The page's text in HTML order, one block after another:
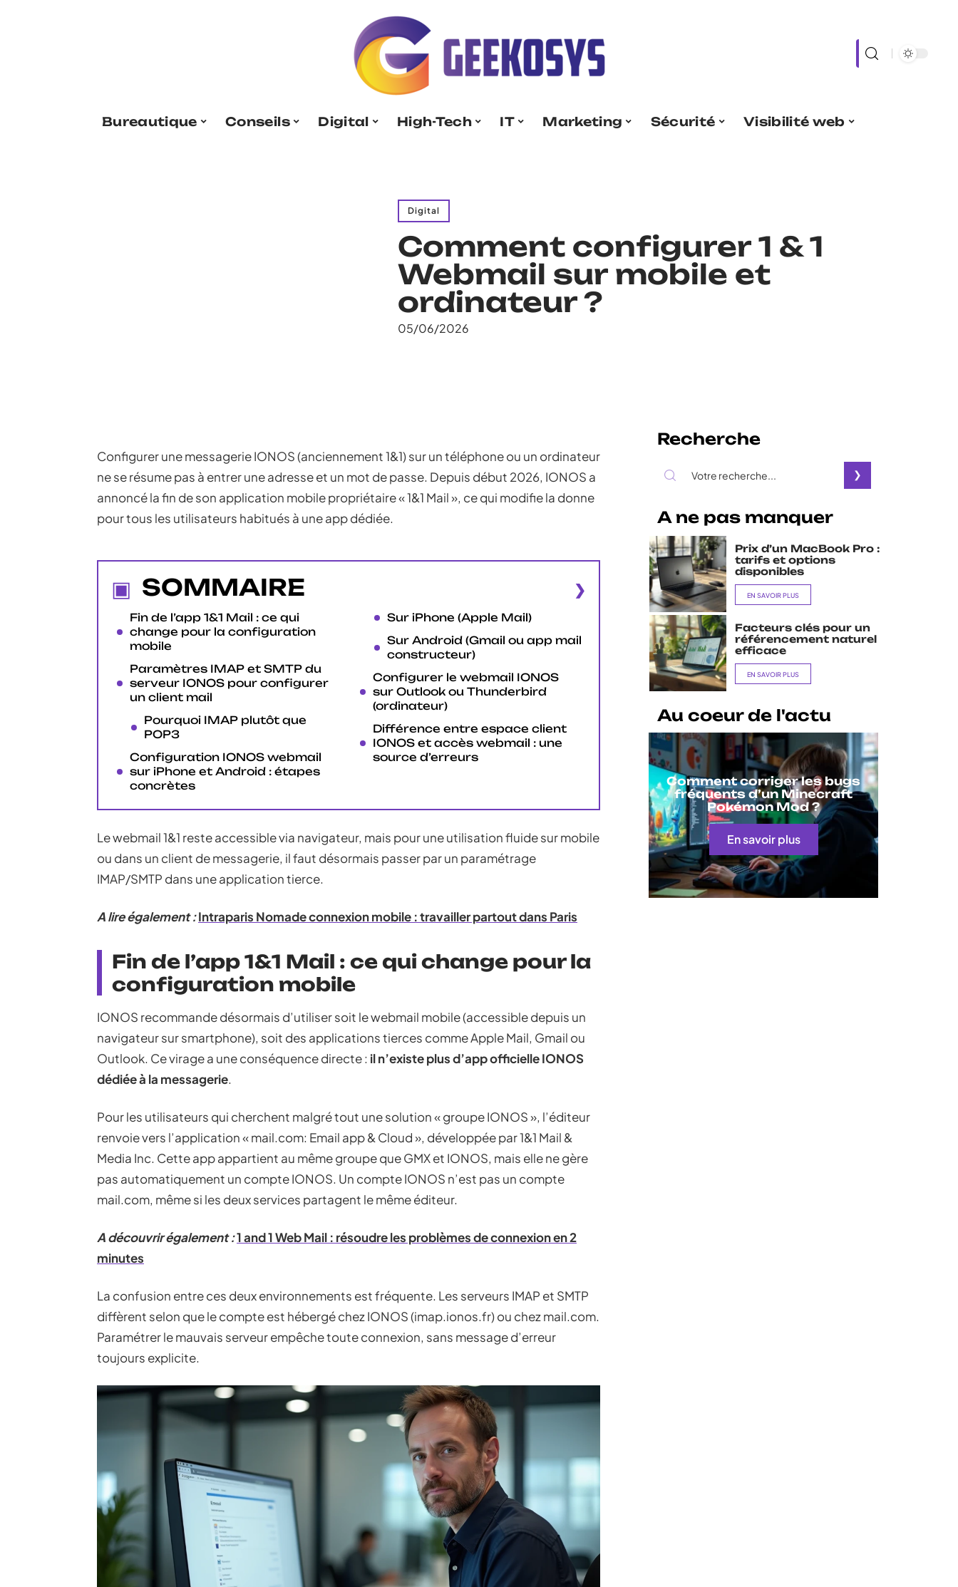
Bureautique Conseils Digital High-Tech IT Marketing Sécurité Visibilité web
Digital
Comment configurer 1 & 1
Webmail sur mobile et
ordinateur ?
05/06/2026
Configurer une messagerie IONOS (anciennement 1&1) sur un téléphone ou un ordinateur
ne se résume pas à entrer une adresse et un mot de passe. Depuis début 2026, IONOS a
annoncé la fin de son application mobile propriétaire « 1&1 Mail », ce qui modifie la donne
pour tous les utilisateurs habitués à une app dédiée.
SOMMAIRE
Fin de l’app 1&1 Mail : ce qui
change pour la configuration
mobile
Paramètres IMAP et SMTP du
serveur IONOS pour configurer
un client mail
Pourquoi IMAP plutôt que
POP3
Configuration IONOS webmail
sur iPhone et Android : étapes
concrètes
Sur iPhone (Apple Mail)
Sur Android (Gmail ou app mail
constructeur)
Configurer le webmail IONOS
sur Outlook ou Thunderbird
(ordinateur)
Différence entre espace client
IONOS et accès webmail : une
source d’erreurs
Le webmail 1&1 reste accessible via navigateur, mais pour une utilisation fluide sur mobile
ou dans un client de messagerie, il faut désormais passer par un paramétrage
IMAP/SMTP dans une application tierce.
A lire également :Intraparis Nomade connexion mobile : travailler partout dans Paris
Fin de l’app 1&1 Mail : ce qui change pour la
configuration mobile
IONOS recommande désormais d’utiliser soit le webmail mobile (accessible depuis un
navigateur sur smartphone), soit des applications tierces comme Apple Mail, Gmail ou
Outlook. Ce virage a une conséquence directe : il n’existe plus d’app officielle IONOS
dédiée à la messagerie.
Pour les utilisateurs qui cherchent malgré tout une solution « groupe IONOS », l’éditeur
renvoie vers l’application « mail.com: Email app & Cloud », développée par 1&1 Mail &
Media Inc. Cette app appartient au même groupe que GMX et IONOS, mais elle ne gère
pas automatiquement un compte IONOS. Un compte IONOS n’est pas un compte
mail.com, même si les deux services partagent le même éditeur.
A découvrir également :1 and 1 Web Mail : résoudre les problèmes de connexion en 2
minutes
La confusion entre ces deux environnements est fréquente. Les serveurs IMAP et SMTP
diffèrent selon que le compte est hébergé chez IONOS (imap.ionos.fr) ou chez mail.com.
Paramétrer le mauvais serveur empêche toute connexion, sans message d’erreur
toujours explicite.
Recherche
A ne pas manquer
Prix d’un MacBook Pro :
tarifs et options
disponibles
EN SAVOIR PLUS
Facteurs clés pour un
référencement naturel
efficace
EN SAVOIR PLUS
Au coeur de l'actu
Comment corriger les bugs
fréquents d’un Minecraft
Pokémon Mod ?
En savoir plus